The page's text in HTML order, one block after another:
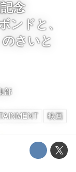
念
ンドと、
さいと
部
映画